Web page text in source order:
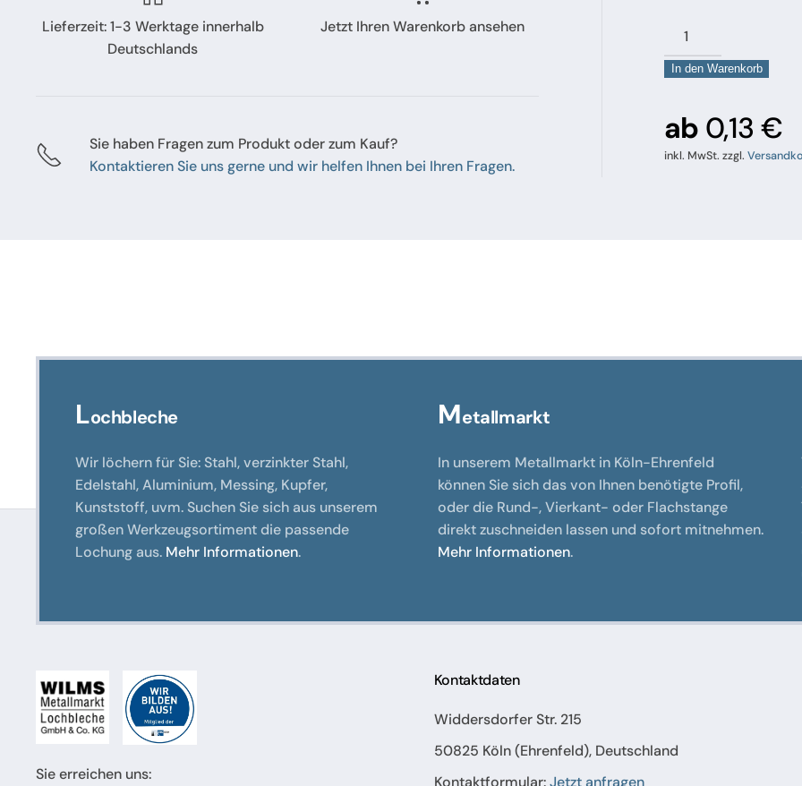
Lieferzeit: 1-3 Werktage innerhalb
Deutschlands
Jetzt Ihren Warenkorb ansehen
Sie haben Fragen zum Produkt oder zum Kauf?
Kontaktieren Sie uns gerne und wir helfen Ihnen bei Ihren Fragen.
Stahlronde
In den Warenkorb
ab 0,13 €
inkl. MwSt. zzgl.
Lochbleche
Wir löchern für Sie: Stahl, verzinkter Stahl,
Edelstahl, Aluminium, Messing, Kupfer,
Kunststoff, uvm. Suchen Sie sich aus unserem
großen Werkzeugsortiment die passende
Lochung aus. Mehr Informationen.
Metallmarkt
In unserem Metallmarkt in Köln-Ehrenfeld
können Sie sich das von Ihnen benötigte Profil,
oder die Rund-, Vierkant- oder Flachstange
direkt zuschneiden lassen und sofort mitnehmen.
Mehr Informationen.
Sie erreichen uns:
Kontaktdaten
Widdersdorfer Str. 215
50825 Köln (Ehrenfeld), Deutschland
Kontaktformular:Jetzt anfragen